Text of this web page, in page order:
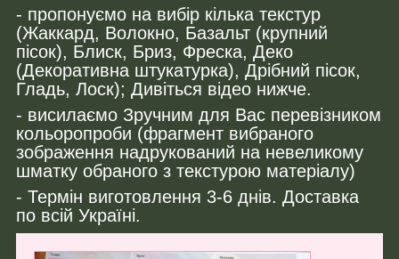
- пропонуємо на вибір кілька текстур
(Жаккард, Волокно, Базальт (крупний
пісок), Блиск, Бриз, Фреска, Деко
(Декоративна штукатурка), Дрібний пісок,
Гладь, Лоск); Дивіться відео нижче.
- висилаємо Зручним для Вас перевізником
кольоропроби (фрагмент вибраного
зображення надрукований на невеликому
шматку обраного з текстурою матеріалу)
- Термін виготовлення 3-6 днів. Доставка
по всій Україні.